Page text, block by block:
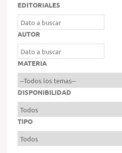
EDITORIALES
AUTOR
MATERIA
DISPONIBILIDAD
TIPO